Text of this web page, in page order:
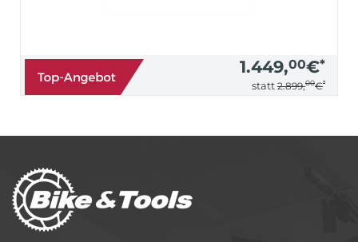
1.449,00€*
statt 2.899,00€*